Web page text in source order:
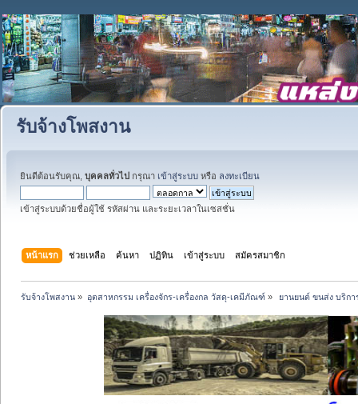
รับจ้างโพสงาน
ยินดีต้อนรับคุณ, บุคคลทั่วไป กรุณา เข้าสู่ระบบ หรือ ลงทะเบียน
เข้าสู่ระบบด้วยชื่อผู้ใช้ รหัสผ่าน และระยะเวลาในเซสชั่น
หน้าแรก ช่วยเหลือ ค้นหา ปฏิทิน เข้าสู่ระบบ สมัครสมาชิก
รับจ้างโพสงาน » อุตสาหกรรม เครื่องจักร-เครื่องกล วัสดุ-เคมีภัณฑ์ » ยานยนต์ ขนส่ง บริก